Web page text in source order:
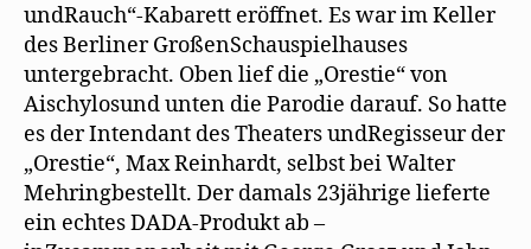
undRauch“-Kabarett eröffnet. Es war im Keller
des Berliner GroßenSchauspielhauses
untergebracht. Oben lief die „Orestie“ von
Aischylosund unten die Parodie darauf. So hatte
es der Intendant des Theaters undRegisseur der
„Orestie“, Max Reinhardt, selbst bei Walter
Mehringbestellt. Der damals 23jährige lieferte
ein echtes DADA-Produkt ab –